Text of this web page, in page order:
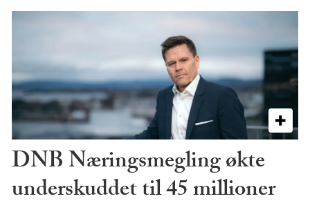
DNB Næringsmegling økte
underskuddet til 45 millioner